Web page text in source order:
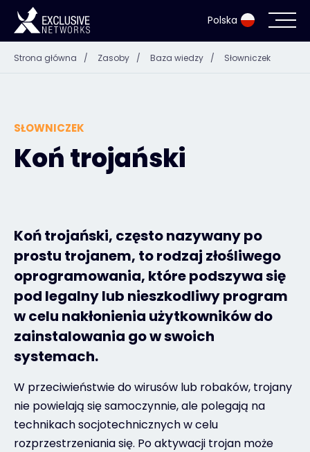
Polska
Zasoby
Login Exclusive Access
Exclusive Access - Dowiedz się więcej
Kontakt
#weareexclusive
Strona główna / Zasoby / Baza wiedzy / Słowniczek
SŁOWNICZEK
Koń trojański
Koń trojański, często nazywany po
prostu trojanem, to rodzaj złośliwego
oprogramowania, które podszywa się
pod legalny lub nieszkodliwy program
w celu nakłonienia użytkowników do
zainstalowania go w swoich
systemach.
W przeciwieństwie do wirusów lub robaków, trojany
nie powielają się samoczynnie, ale polegają na
technikach socjotechnicznych w celu
rozprzestrzeniania się. Po aktywacji trojan może